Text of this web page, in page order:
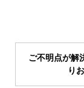
ご不明点が解
り